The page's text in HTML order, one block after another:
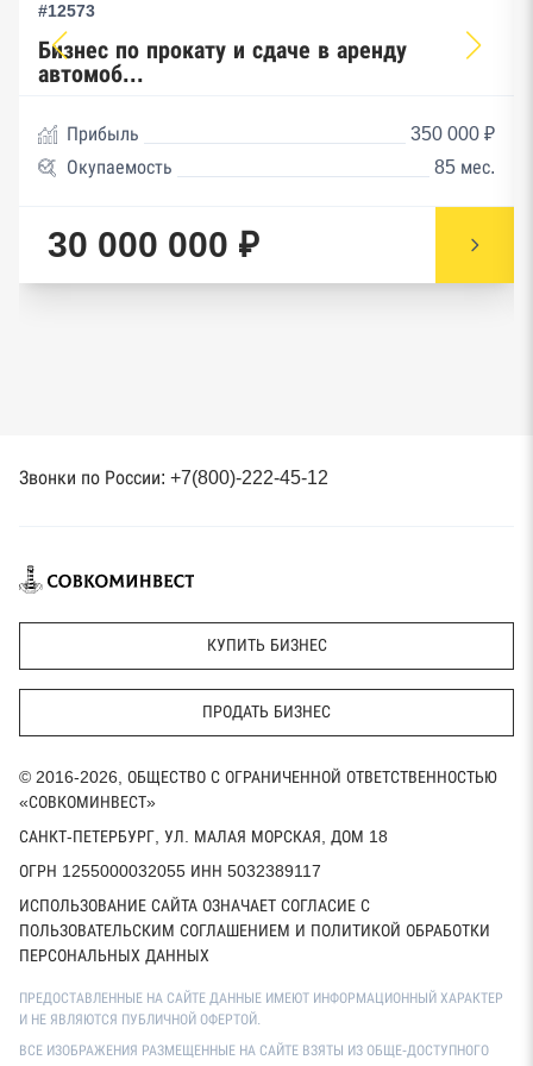
#12573
Бизнес по прокату и сдаче в аренду
автомоб...
Прибыль
350 000 ₽
Окупаемость
85 мес.
30 000 000 ₽
Звонки по России: +7(800)-222-45-12
КУПИТЬ БИЗНЕС
ПРОДАТЬ БИЗНЕС
© 2016-2026, ОБЩЕСТВО С ОГРАНИЧЕННОЙ ОТВЕТСТВЕННОСТЬЮ
«СОВКОМИНВЕСТ»
САНКТ-ПЕТЕРБУРГ, УЛ. МАЛАЯ МОРСКАЯ, ДОМ 18
ОГРН 1255000032055 ИНН 5032389117
ИСПОЛЬЗОВАНИЕ САЙТА ОЗНАЧАЕТ СОГЛАСИЕ С
ПОЛЬЗОВАТЕЛЬСКИМ СОГЛАШЕНИЕМ И ПОЛИТИКОЙ ОБРАБОТКИ
ПЕРСОНАЛЬНЫХ ДАННЫХ
ПРЕДОСТАВЛЕННЫЕ НА САЙТЕ ДАННЫЕ ИМЕЮТ ИНФОРМАЦИОННЫЙ ХАРАКТЕР
И НЕ ЯВЛЯЮТСЯ ПУБЛИЧНОЙ ОФЕРТОЙ.
ВСЕ ИЗОБРАЖЕНИЯ РАЗМЕЩЕННЫЕ НА САЙТЕ ВЗЯТЫ ИЗ ОБЩЕ-ДОСТУПНОГО